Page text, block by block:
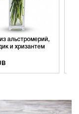
альстромерий,
и хризантем